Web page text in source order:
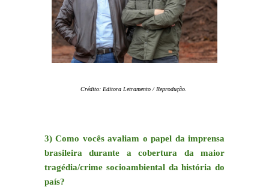
Crédito: Editora Letramento / Reprodução.
3) Como vocês avaliam o papel da imprensa
brasileira durante a cobertura da maior
tragédia/crime socioambiental da história do
país?